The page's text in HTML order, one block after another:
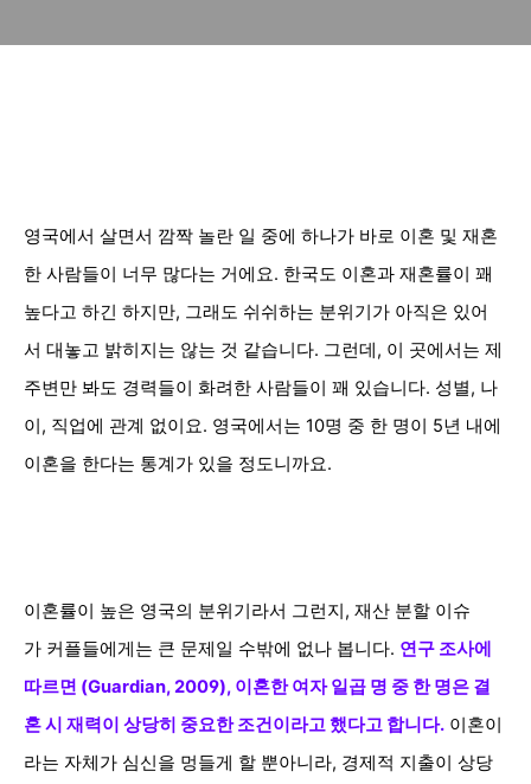
영국에서 살면서 깜짝 놀란 일 중에 하나가 바로 이혼 및 재혼
한 사람들이 너무 많다는 거에요. 한국도 이혼과 재혼률이 꽤
높다고 하긴 하지만, 그래도 쉬쉬하는 분위기가 아직은 있어
서 대놓고 밝히지는 않는 것 같습니다. 그런데, 이 곳에서는 제
주변만 봐도 경력들이 화려한 사람들이 꽤 있습니다. 성별, 나
이, 직업에 관계 없이요. 영국에서는 10명 중 한 명이 5년 내에
이혼을 한다는 통계가 있을 정도니까요.
이혼률이 높은 영국의 분위기라서 그런지, 재산 분할 이슈
가 커플들에게는 큰 문제일 수밖에 없나 봅니다. 연구 조사에
따르면 (Guardian, 2009), 이혼한 여자 일곱 명 중 한 명은 결
혼 시 재력이 상당히 중요한 조건이라고 했다고 합니다. 이혼이
라는 자체가 심신을 멍들게 할 뿐아니라, 경제적 지출이 상당